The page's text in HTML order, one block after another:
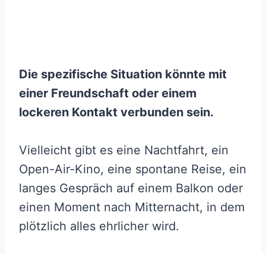
Die spezifische Situation könnte mit
einer Freundschaft oder einem
lockeren Kontakt verbunden sein.
Vielleicht gibt es eine Nachtfahrt, ein
Open-Air-Kino, eine spontane Reise, ein
langes Gespräch auf einem Balkon oder
einen Moment nach Mitternacht, in dem
plötzlich alles ehrlicher wird.